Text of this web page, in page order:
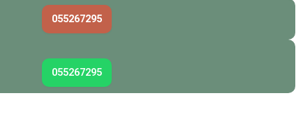
055267295
055267295